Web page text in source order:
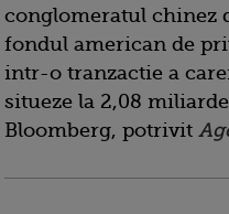
conglomeratul chinez
fondul american de
intr-o tranzactie a
situeze la 2,08
Bloomberg, potrivit